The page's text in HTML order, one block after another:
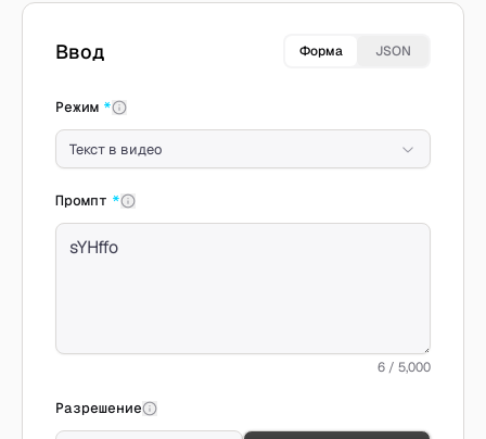
Создать с Seedance 2.0 Mini
Ввод Форма JSON
Режим *
Текст в видео
Промпт *
6 / 5,000
Разрешение